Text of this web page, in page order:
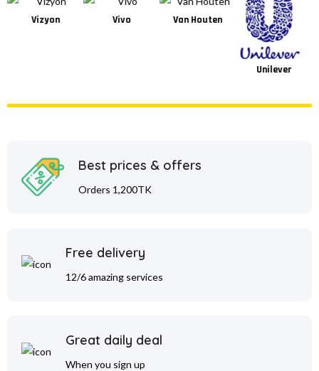
Vizyon Vivo Van Houten
Unilever
Best prices & offers
Orders 1,200TK
Free delivery
12/6 amazing services
Great daily deal
When you sign up